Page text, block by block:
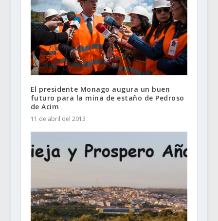
El presidente Monago augura un buen
futuro para la mina de estaño de Pedroso
de Acim
11 de abril del 2013